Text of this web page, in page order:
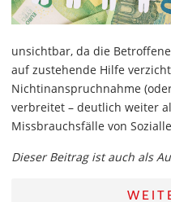
unsichtbar, da die
auf zustehende Hilfe
Nichtinanspruchnahme
verbreitet – deutlich weiter
Missbrauchsfälle von
Dieser Beitrag ist auch als